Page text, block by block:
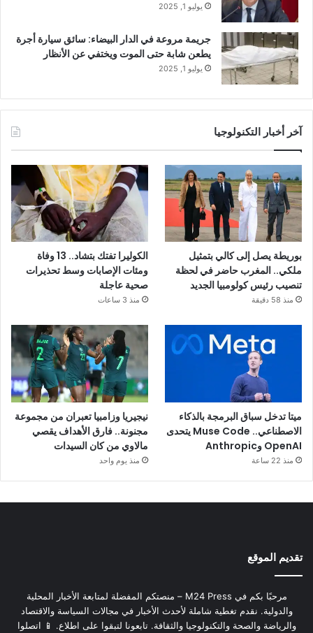
يوليو 1, 2025
جريمة مروعة في الدار البيضاء: سائق سيارة أجرة
يطعن شابة حتى الموت ويختفي عن الأنظار
يوليو 1, 2025
آخر أخبار التكنولوجيا
بوريطة يصل إلى كالي بتمثيل
ملكي.. المغرب حاضر في لحظة
تنصيب رئيس كولومبيا الجديد
منذ 58 دقيقة
الكوليرا تفتك بتشاد.. 13 وفاة
ومئات الإصابات وسط تحذيرات
صحية عاجلة
منذ 3 ساعات
ميتا تدخل سباق البرمجة بالذكاء
الاصطناعي.. Muse Code يتحدى
OpenAI وAnthropic
منذ 22 ساعة
نيجيريا وزامبيا تعبران من مجموعة
مجنونة.. فارق الأهداف يقصي
مالاوي من كان السيدات
منذ يوم واحد
تقديم الموقع
مرحبًا بكم في M24 Press – منصتكم المفضلة لمتابعة الأخبار المحلية
والدولية. نقدم تغطية شاملة لأحدث الأخبار في مجالات السياسة والاقتصاد
والرياضة والصحة والتكنولوجيا والثقافة. تابعونا لتبقوا على اطلاع. 📱 اتصلوا